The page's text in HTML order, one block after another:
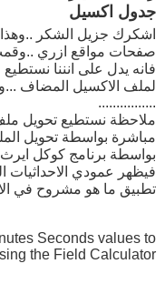
جدول اكسيل
اشكرك جزيل الشكر ..وهذا
صفحات مواقع ازري
لملف الاكسيل المضاف
................
مباشرة بواسطة تحويل
تطبيق ما هو مشروح في
Seconds values to
the Field Calculator